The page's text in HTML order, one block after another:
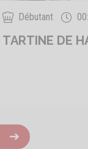
Débutant
TARTINE DE